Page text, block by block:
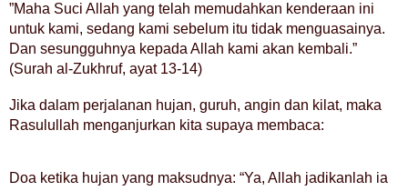
”Maha Suci Allah yang telah memudahkan kenderaan ini
untuk kami, sedang kami sebelum itu tidak menguasainya.
Dan sesungguhnya kepada Allah kami akan kembali.”
(Surah al-Zukhruf, ayat 13-14)
Jika dalam perjalanan hujan, guruh, angin dan kilat, maka
Rasulullah menganjurkan kita supaya membaca:
Doa ketika hujan yang maksudnya: “Ya, Allah jadikanlah ia